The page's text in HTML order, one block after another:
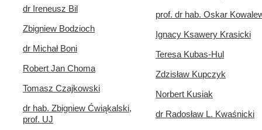
dr Ireneusz Bil
Zbigniew Bodzioch
dr Michał Boni
Robert Jan Choma
Tomasz Czajkowski
dr hab. Zbigniew Ćwiąkalski,
prof. UJ
prof. dr hab. Oskar
Ignacy Ksawery Krasicki
Teresa Kubas-Hul
Zdzisław Kupczyk
Norbert Kusiak
dr Radosław L. Kwaśnicki